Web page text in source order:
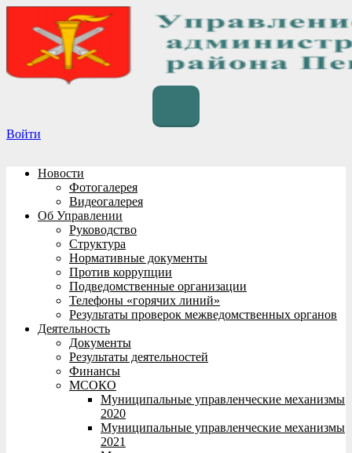
содержимому
Войти
Новости
Фотогалерея
Видеогалерея
Об Управлении
Руководство
Структура
Нормативные документы
Против коррупции
Подведомственные организации
Телефоны «горячих линий»
Результаты проверок межведомственных органов
Деятельность
Документы
Результаты деятельностей
Финансы
МСОКО
Муниципальные управленческие механизмы
2020
Муниципальные управленческие механизмы
2021